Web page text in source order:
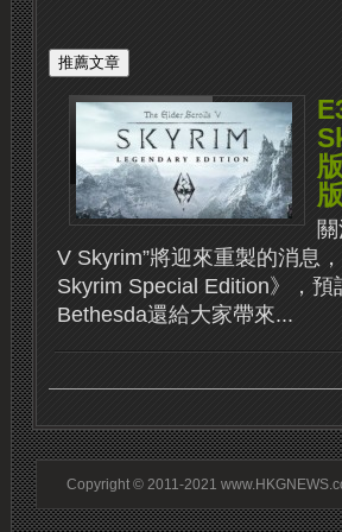
版
V Skyrim”將迎來重製的消息
Skyrim Special Edition》，
Bethesda還給大家帶來...
Copyright © 2011-2021